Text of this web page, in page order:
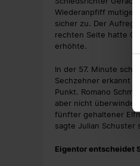
Wiederanpfiff
sicher zu. Der
rechten Seite hatte
erhöhte.
In der 57. Minute
Sechzehner erkannt
Punkt. Romano
aber nicht
fünfter gehaltener
sagte Julian Schuster
Eigentor entscheidet